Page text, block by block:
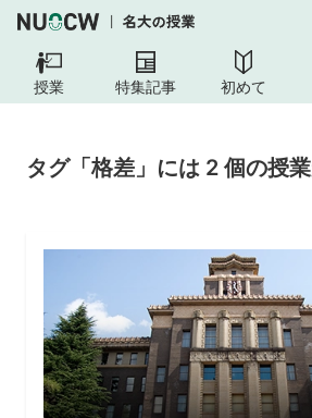
授業 特集記事 初めて
タグ「格差」には 2 個の授